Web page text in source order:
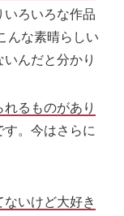
いろいろな作品
んな素晴らしい
んだと分かり
るものがあり
。今はさらに
いけど大好き